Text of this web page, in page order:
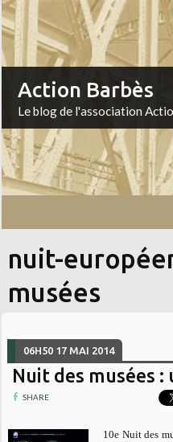
Action Barbès
Le blog de l'association
nuit-
musées
06H50 17 MAI 2014
Nuit des musées
SHARE
10e Nuit des